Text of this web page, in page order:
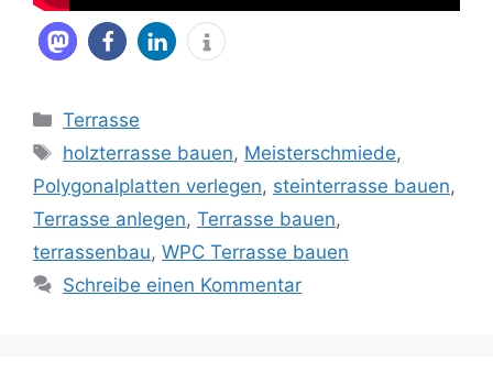
Kategorien
Terrasse
Schlagwörter
holzterrasse bauen, Meisterschmiede,
Polygonalplatten verlegen, steinterrasse bauen,
Terrasse anlegen, Terrasse bauen,
terrassenbau, WPC Terrasse bauen
Schreibe einen Kommentar